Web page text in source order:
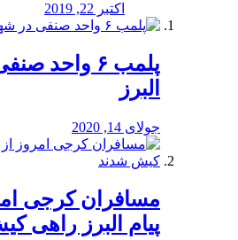
اکتبر 22, 2019
پلمب ۶
البرز
جولای 14, 2020
مسافران کرجی
پیام البرز راهی